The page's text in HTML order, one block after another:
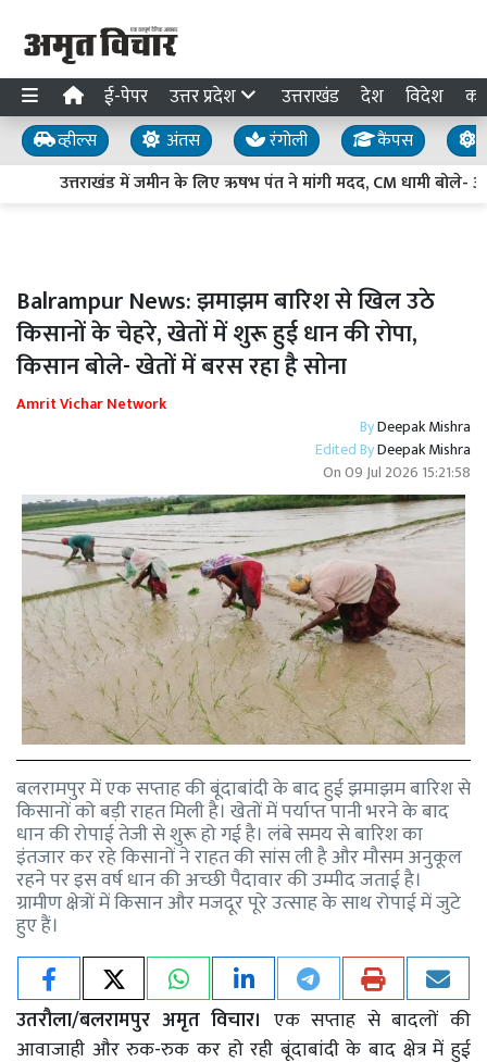
ई-पेपर उत्तर प्रदेश उत्तराखंड देश विदेश
व्हील्स अंतस रंगोली कैंपस
उत्तराखंड में जमीन के लिए ऋषभ पंत ने मांगी मदद, CM धामी बोले-
Balrampur News: झमाझम बारिश से खिल उठे
किसानों के चेहरे, खेतों में शुरू हुई धान की रोपा,
किसान बोले- खेतों में बरस रहा है सोना
Amrit Vichar Network
ByDeepak Mishra
Edited ByDeepak Mishra
On09 Jul 2026 15:21:58
बलरामपुर में एक सप्ताह की बूंदाबांदी के बाद हुई झमाझम बारिश से
किसानों को बड़ी राहत मिली है। खेतों में पर्याप्त पानी भरने के बाद
धान की रोपाई तेजी से शुरू हो गई है। लंबे समय से बारिश का
इंतजार कर रहे किसानों ने राहत की सांस ली है और मौसम अनुकूल
रहने पर इस वर्ष धान की अच्छी पैदावार की उम्मीद जताई है।
ग्रामीण क्षेत्रों में किसान और मजदूर पूरे उत्साह के साथ रोपाई में जुटे
हुए हैं।
उतरौला/बलरामपुर अमृत विचार। एक सप्ताह से बादलों की
आवाजाही और रुक-रुक कर हो रही बूंदाबांदी के बाद क्षेत्र में हुई